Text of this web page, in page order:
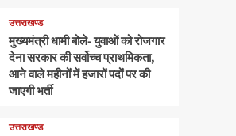
उत्तराखण्ड
मुख्यमंत्री धामी बोले- युवाओं को रोजगार
देना सरकार की सर्वोच्च प्राथमिकता,
आने वाले महीनों में हजारों पदों पर की
जाएगी भर्ती
उत्तराखण्ड